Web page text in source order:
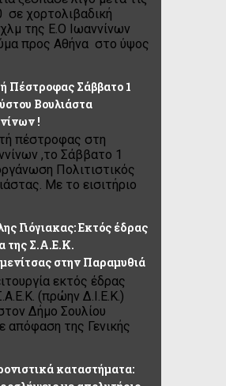
σε χορτολιβαδική
της Ε.Ο Ιωαννίνων
προς Αθήνα στο ύψος
Πέστροφας Σάββατο 1
Βουλιάστα
!
πέστροφας στη
,το Σάββατο 1
Πολιτιστικός
Με το εισιτήριο
Γιόγιακας: Εκτός έδρας
της Σ.Α.Ε.Κ.
στην Παραμυθιά
εκτός έδρας
(πρώην Δ.Ι.Ε.Κ.)
Δήμο Σουλίου
απόφαση της Γενικής
καταστήματα: